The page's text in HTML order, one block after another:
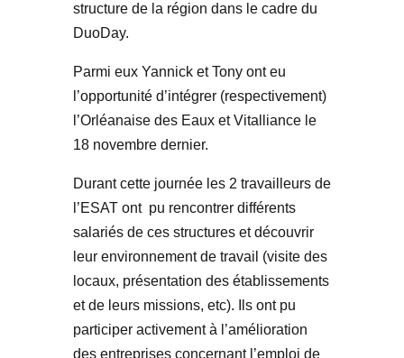
structure de la région dans le cadre du
DuoDay.
Parmi eux Yannick et Tony ont eu
l’opportunité d’intégrer (respectivement)
l’Orléanaise des Eaux et Vitalliance le
18 novembre dernier.
Durant cette journée les 2 travailleurs de
l’ESAT ont pu rencontrer différents
salariés de ces structures et découvrir
leur environnement de travail (visite des
locaux, présentation des établissements
et de leurs missions, etc). Ils ont pu
participer activement à l’amélioration
des entreprises concernant l’emploi de